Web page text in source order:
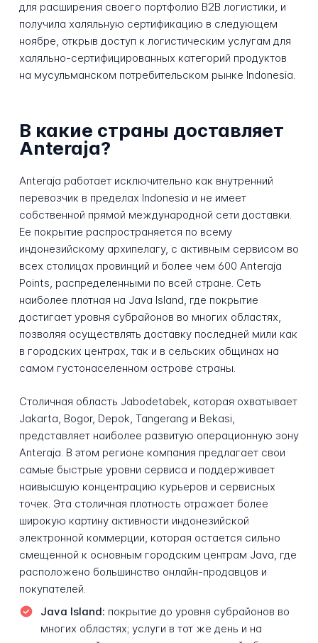
для расширения своего портфолио B2B логистики, и
получила халяльную сертификацию в следующем
ноябре, открыв доступ к логистическим услугам для
халяльно-сертифицированных категорий продуктов
на мусульманском потребительском рынке Indonesia.
В какие страны доставляет
Anteraja?
Anteraja работает исключительно как внутренний
перевозчик в пределах Indonesia и не имеет
собственной прямой международной сети доставки.
Ее покрытие распространяется по всему
индонезийскому архипелагу, с активным сервисом во
всех столицах провинций и более чем 600 Anteraja
Points, распределенными по всей стране. Сеть
наиболее плотная на Java Island, где покрытие
достигает уровня субрайонов во многих областях,
позволяя осуществлять доставку последней мили как
в городских центрах, так и в сельских общинах на
самом густонаселенном острове страны.
Столичная область Jabodetabek, которая охватывает
Jakarta, Bogor, Depok, Tangerang и Bekasi,
представляет наиболее развитую операционную зону
Anteraja. В этом регионе компания предлагает свои
самые быстрые уровни сервиса и поддерживает
наивысшую концентрацию курьеров и сервисных
точек. Эта столичная плотность отражает более
широкую картину активности индонезийской
электронной коммерции, которая остается сильно
смещенной к основным городским центрам Java, где
расположено большинство онлайн-продавцов и
покупателей.
Java Island: покрытие до уровня субрайонов во
многих областях; услуги в тот же день и на